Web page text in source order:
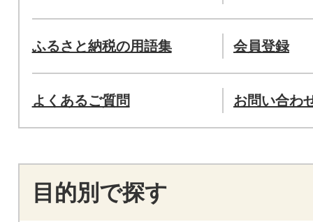
ふるさと納税の用語集 会員登録
よくあるご質問 お問い合わ
目的別で探す